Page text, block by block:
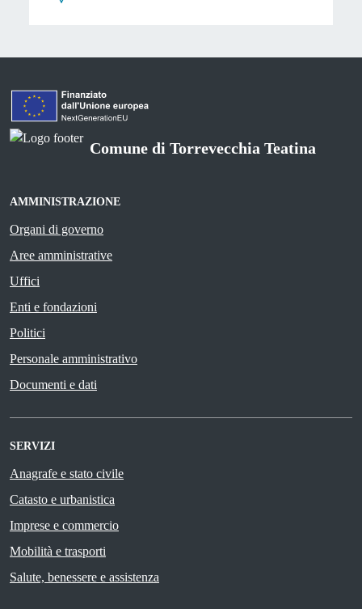
Comune di Torrevecchia Teatina
AMMINISTRAZIONE
Organi di governo
Aree amministrative
Uffici
Enti e fondazioni
Politici
Personale amministrativo
Documenti e dati
SERVIZI
Anagrafe e stato civile
Catasto e urbanistica
Imprese e commercio
Mobilità e trasporti
Salute, benessere e assistenza